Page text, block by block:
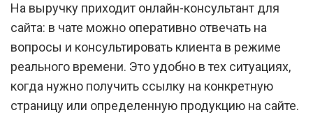
На выручку приходит онлайн-консультант для
сайта: в чате можно оперативно отвечать на
вопросы и консультировать клиента в режиме
реального времени. Это удобно в тех ситуациях,
когда нужно получить ссылку на конкретную
страницу или определенную продукцию на сайте.